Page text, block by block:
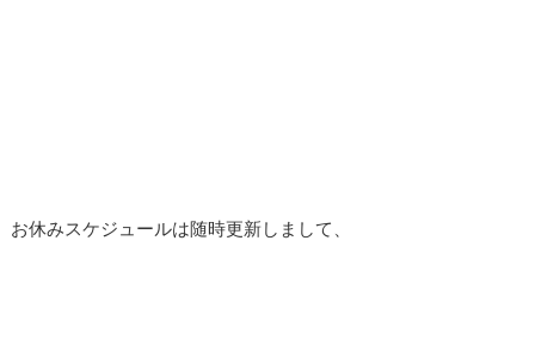
お休みスケジュールは随時更新しまして、